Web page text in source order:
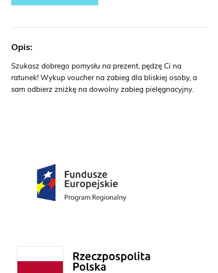
Opis:
Szukasz dobrego pomysłu na prezent, pędzę Ci na
ratunek! Wykup voucher na zabieg dla bliskiej osoby, a
sam odbierz zniżkę na dowolny zabieg pielęgnacyjny.